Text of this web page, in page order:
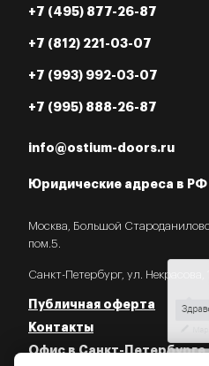
+7 (495) 877-26-87
+7 (812) 221-03-07
+7 (993) 992-03-07
+7 (995) 888-26-87
info@ostium-doors.ru
Юридические адреса в РФ
Москва, Большой
пом.5.
Санкт-Петербург, ул. Некрасова,
Публичная оферта
Контакты
Офис в Санкт-Петербурге
Мария